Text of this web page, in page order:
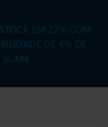
EM 27% COM
DE 4% DE